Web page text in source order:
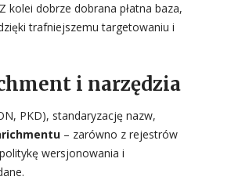
kolei dobrze dobrana płatna baza,
trafniejszemu targetowaniu i
i narzędzia
PKD), standaryzację nazw,
– zarówno z rejestrów
wersjonowania i